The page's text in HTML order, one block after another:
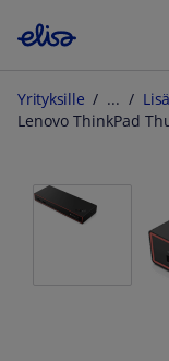
Yrityksille
Lenovo ThinkPad